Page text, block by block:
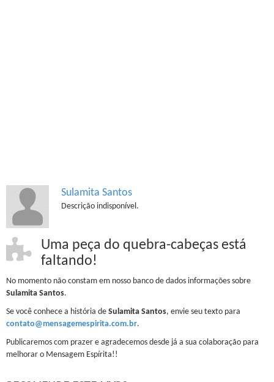
Sulamita Santos
Descrição indisponível.
Uma peça do quebra-cabeças está
faltando!
No momento não constam em nosso banco de dados informações sobre
Sulamita Santos.
Se você conhece a história de Sulamita Santos, envie seu texto para
contato@mensagemespirita.com.br.
Publicaremos com prazer e agradecemos desde já a sua colaboração para
melhorar o Mensagem Espírita!!